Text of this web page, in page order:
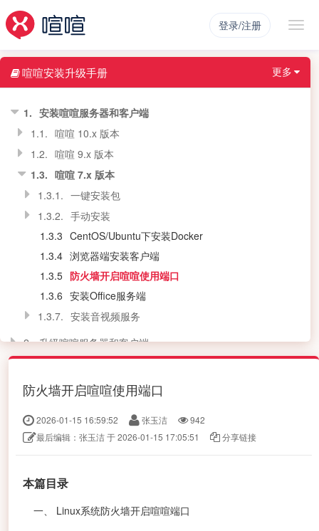
登录/注册
喧喧安装升级手册 更多
1. 安装喧喧服务器和客户端
1.1. 喧喧 10.x 版本
1.2. 喧喧 9.x 版本
1.3. 喧喧 7.x 版本
1.3.1. 一键安装包
1.3.2. 手动安装
1.3.3 CentOS/Ubuntu下安装Docker
1.3.4 浏览器端安装客户端
1.3.5 防火墙开启喧喧使用端口
1.3.6 安装Office服务端
1.3.7. 安装音视频服务
2. 升级喧喧服务器和客户端
3 常见错误处理
防火墙开启喧喧使用端口
2026-01-15 16:59:52 张玉洁
942
最后编辑：张玉洁 于 2026-01-15 17:05:51
分享链接
本篇目录
一、 Linux系统防火墙开启喧喧端口